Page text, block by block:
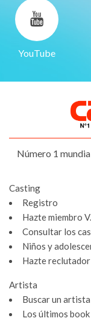
YouTube
Número 1
Casting
Registro
Hazte miembro
Consultar los
Niños y
Hazte reclutador
Artista
Buscar un artista
Los últimos book